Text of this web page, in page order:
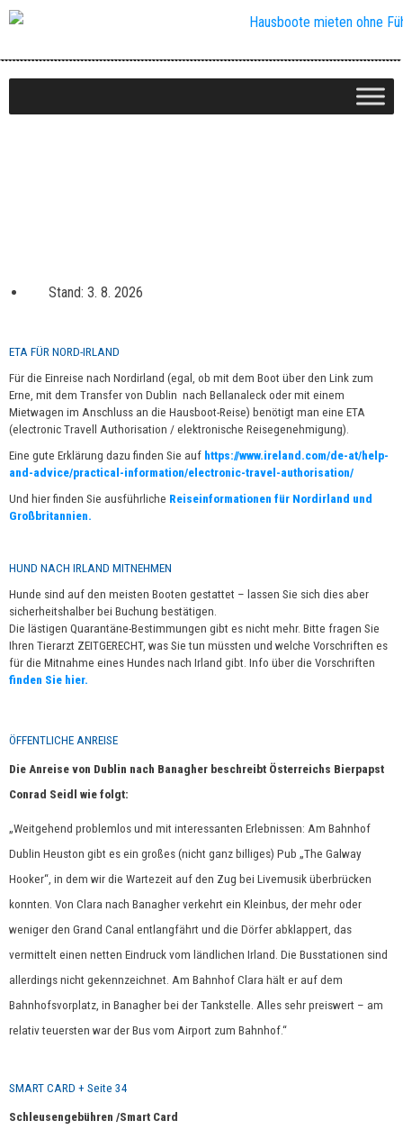
Stand: 3. 8. 2026
ETA FÜR NORD-IRLAND
Für die Einreise nach Nordirland (egal, ob mit dem Boot über den Link zum
Erne, mit dem Transfer von Dublin nach Bellanaleck oder mit einem
Mietwagen im Anschluss an die Hausboot-Reise) benötigt man eine ETA
(electronic Travell Authorisation / elektronische Reisegenehmigung).
Eine gute Erklärung dazu finden Sie auf https://www.ireland.com/de-at/help-
and-advice/practical-information/electronic-travel-authorisation/
Und hier finden Sie ausführliche Reiseinformationen für Nordirland und
Großbritannien.
HUND NACH IRLAND MITNEHMEN
Hunde sind auf den meisten Booten gestattet – lassen Sie sich dies aber
sicherheitshalber bei Buchung bestätigen.
Die lästigen Quarantäne-Bestimmungen gibt es nicht mehr. Bitte fragen Sie
Ihren Tierarzt ZEITGERECHT, was Sie tun müssten und welche Vorschriften es
für die Mitnahme eines Hundes nach Irland gibt. Info über die Vorschriften
finden Sie hier.
ÖFFENTLICHE ANREISE
Die Anreise von Dublin nach Banagher beschreibt Österreichs Bierpapst
Conrad Seidl wie folgt:
„Weitgehend problemlos und mit interessanten Erlebnissen: Am Bahnhof
Dublin Heuston gibt es ein großes (nicht ganz billiges) Pub „The Galway
Hooker“, in dem wir die Wartezeit auf den Zug bei Livemusik überbrücken
konnten. Von Clara nach Banagher verkehrt ein Kleinbus, der mehr oder
weniger den Grand Canal entlangfährt und die Dörfer abklappert, das
vermittelt einen netten Eindruck vom ländlichen Irland. Die Busstationen sind
allerdings nicht gekennzeichnet. Am Bahnhof Clara hält er auf dem
Bahnhofsvorplatz, in Banagher bei der Tankstelle. Alles sehr preiswert – am
relativ teuersten war der Bus vom Airport zum Bahnhof.“
SMART CARD + Seite 34
Schleusengebühren /Smart Card